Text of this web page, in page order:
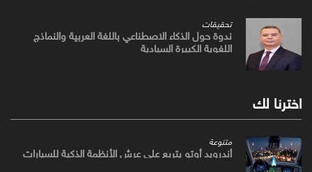
تحقيقات
ندوة حول الذكاء الاصطناعي باللغة العربية والنماذج
اللغوية الكبيرة السيادية
اخترنا لك
متنوعة
أندرويد أوتو يتربع علي عرش الأنظمة الذكية للسيارات